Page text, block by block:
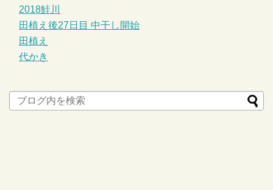
2018鮭川
田植え後27日目 中干し開始
田植え
代かき